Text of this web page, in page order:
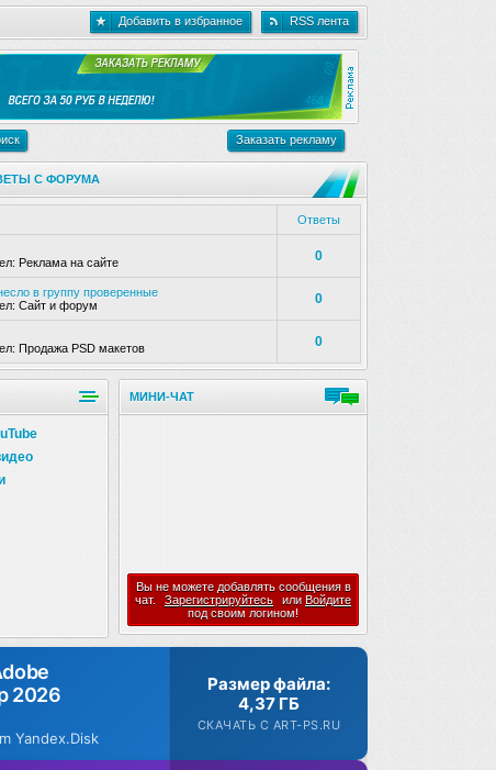
Добавить в избранное RSS лента
Заказать рекламу
С ФОРУМА
Ответы
Реклама на сайте 0
в группу проверенные
Сайт и форум 0
Продажа PSD макетов 0
МИНИ-ЧАТ
Вы не можете добавлять сообщения в
чат.
Зарегистрируйтесь или Войдите
под своим логином!
2026
Yandex.Disk
Размер файла:
4,37 ГБ
СКАЧАТЬ С ART-PS.RU